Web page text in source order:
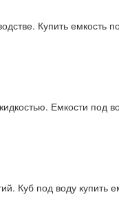
Купить емкость
Емкости под
Куб под воду купить